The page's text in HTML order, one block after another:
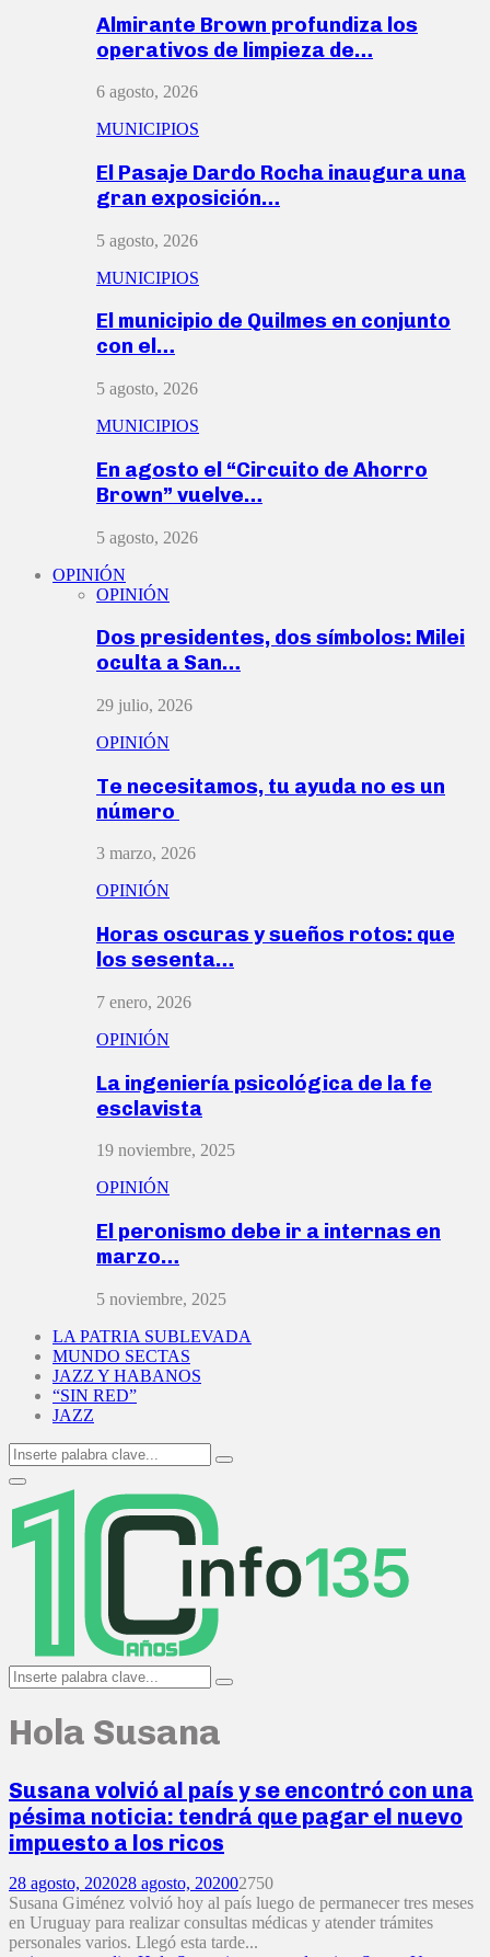
Almirante Brown profundiza los
operativos de limpieza de…
6 agosto, 2026
MUNICIPIOS
El Pasaje Dardo Rocha inaugura una
gran exposición…
5 agosto, 2026
MUNICIPIOS
El municipio de Quilmes en conjunto
con el…
5 agosto, 2026
MUNICIPIOS
En agosto el “Circuito de Ahorro
Brown” vuelve…
5 agosto, 2026
OPINIÓN
OPINIÓN
Dos presidentes, dos símbolos: Milei
oculta a San…
29 julio, 2026
OPINIÓN
Te necesitamos, tu ayuda no es un
número
3 marzo, 2026
OPINIÓN
Horas oscuras y sueños rotos: que
los sesenta…
7 enero, 2026
OPINIÓN
La ingeniería psicológica de la fe
esclavista
19 noviembre, 2025
OPINIÓN
El peronismo debe ir a internas en
marzo…
5 noviembre, 2025
LA PATRIA SUBLEVADA
MUNDO SECTAS
JAZZ Y HABANOS
“SIN RED”
JAZZ
Search
for:
Search
Primary
Menu
Search
for:
Search
Hola Susana
Susana volvió al país y se encontró con una
pésima noticia: tendrá que pagar el nuevo
impuesto a los ricos
28 agosto, 202028 agosto, 202002750
Susana Giménez volvió hoy al país luego de permanecer tres meses
en Uruguay para realizar consultas médicas y atender trámites
personales varios. Llegó esta tarde...